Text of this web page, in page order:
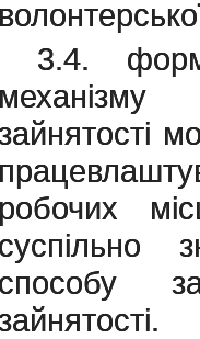
3.4.
робочих
суспільно
способу